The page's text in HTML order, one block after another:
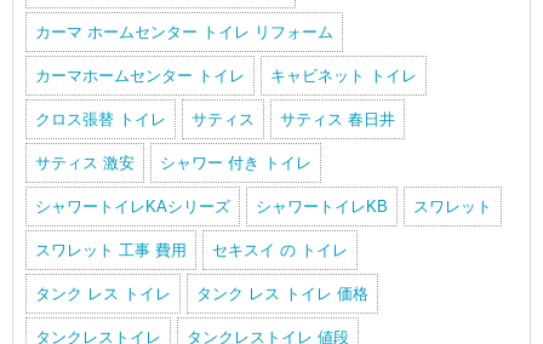
カーマ ホームセンター トイレ リフォーム
カーマホームセンター トイレ キャビネット トイレ
クロス張替 トイレ サティス サティス 春日井
サティス 激安 シャワー 付き トイレ
シャワートイレKAシリーズ シャワートイレKB スワレット
スワレット 工事 費用 セキスイ の トイレ
タンク レス トイレ タンク レス トイレ 価格
タンクレストイレ タンクレストイレ 値段